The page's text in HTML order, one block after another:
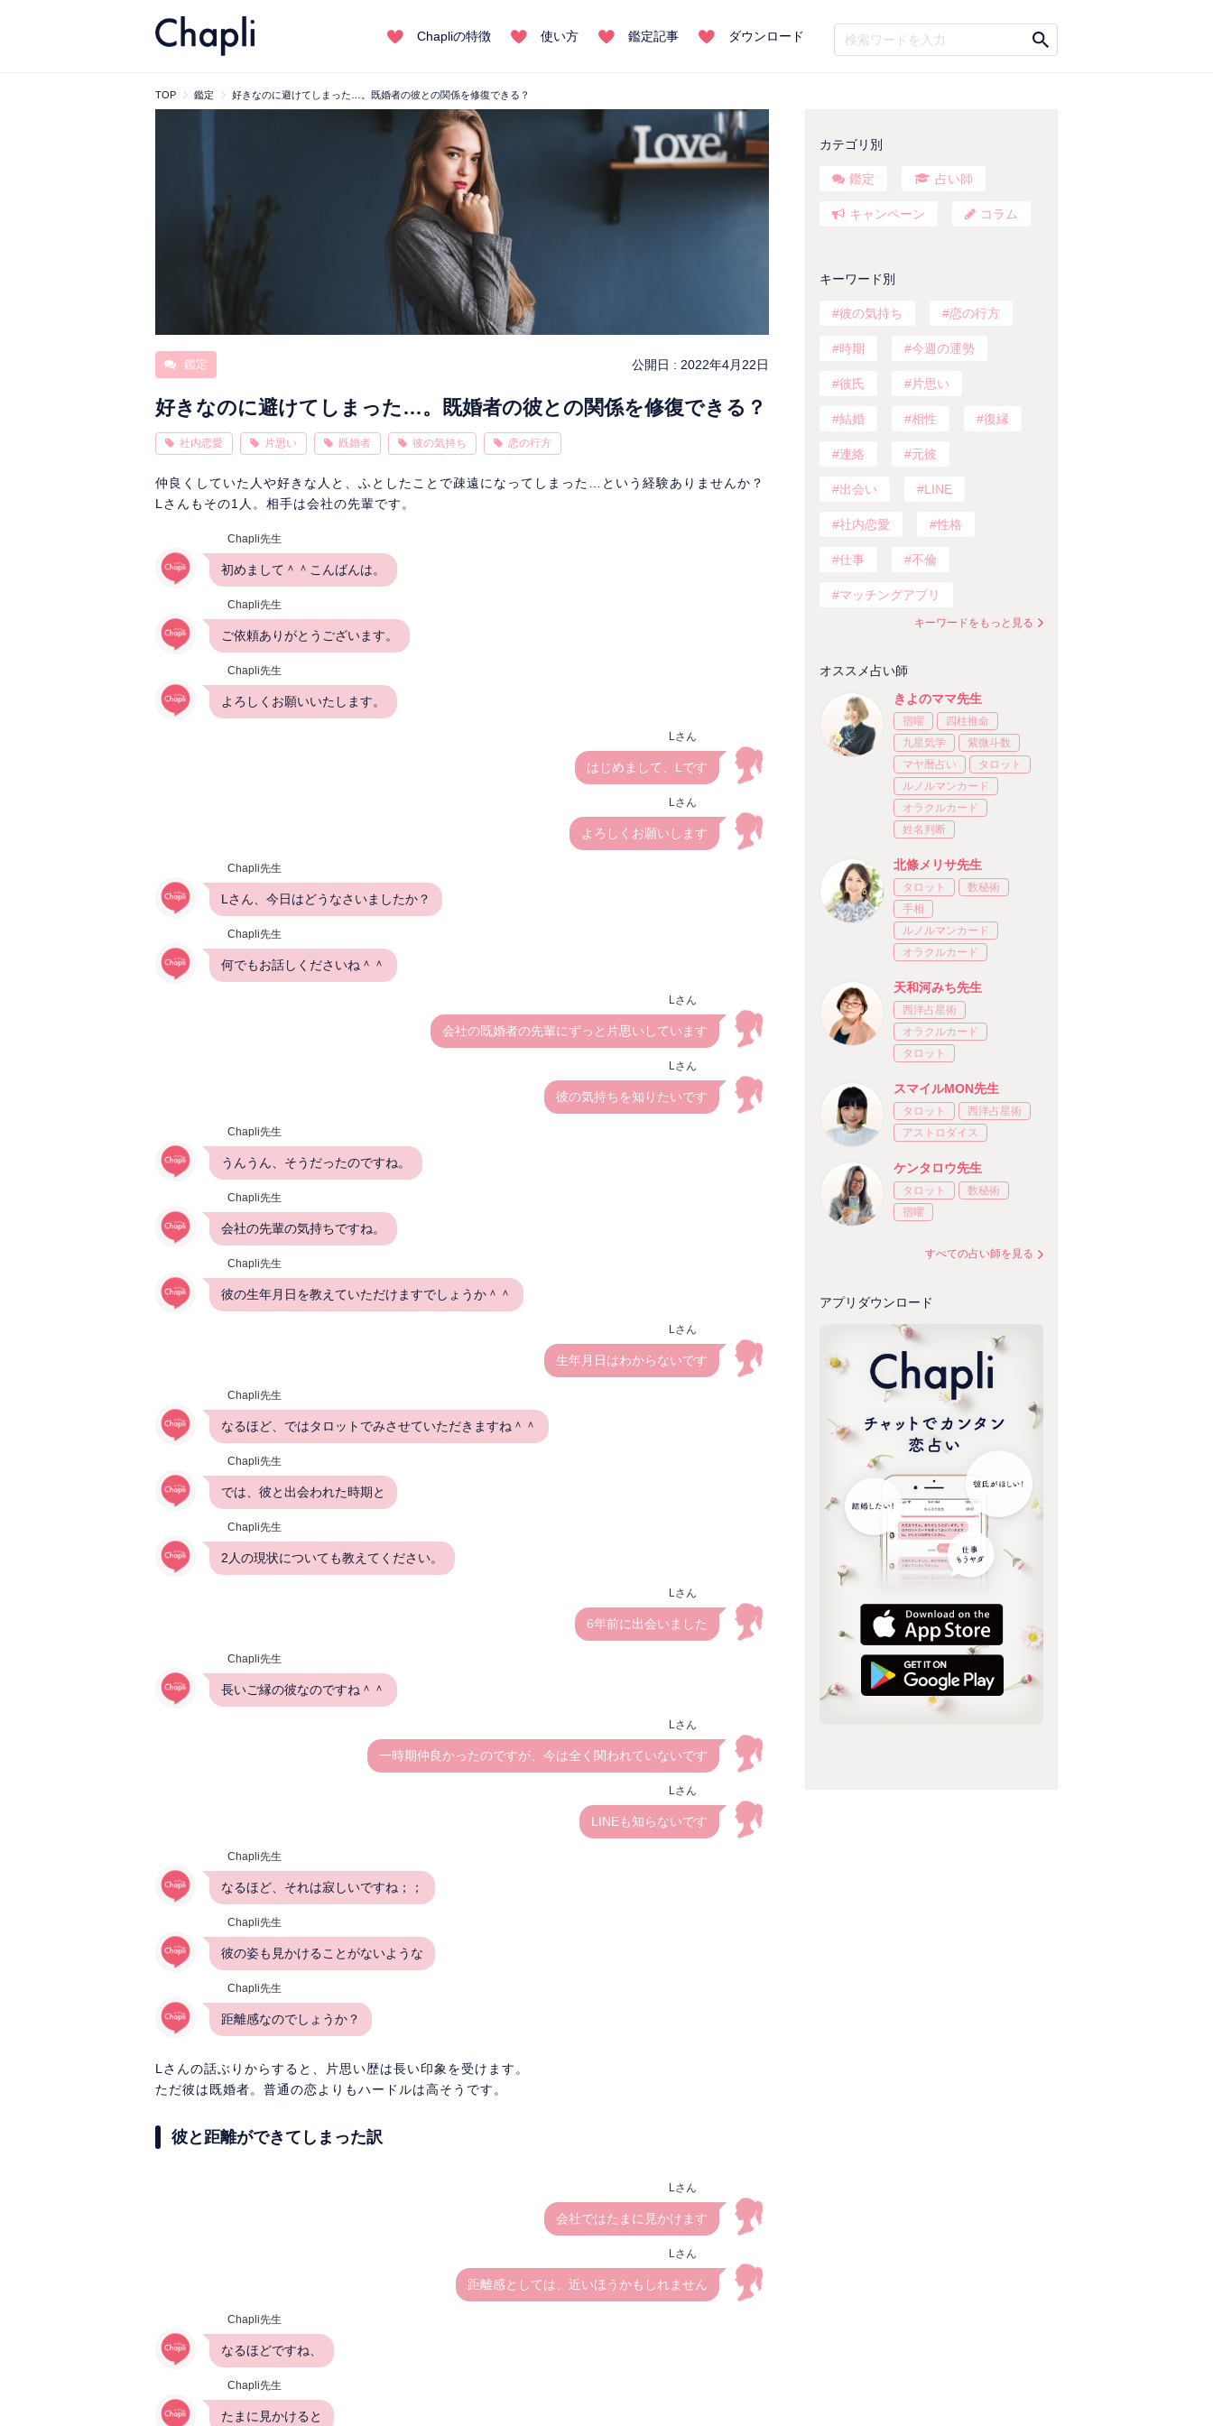
Chapliの特徴 使い方 鑑定記事 ダウンロード
TOP 鑑定 好きなのに避けてしまった…。既婚者の彼との関係を修復できる？
鑑定 公開日 : 2022年4月22日
好きなのに避けてしまった…。既婚者の彼との関係を修復できる？
社内恋愛 片思い 既婚者 彼の気持ち 恋の行方
仲良くしていた人や好きな人と、ふとしたことで疎遠になってしまった…という経験ありませんか？
Lさんもその1人。相手は会社の先輩です。
Chapli先生
初めまして＾＾こんばんは。
Chapli先生
ご依頼ありがとうございます。
Chapli先生
よろしくお願いいたします。
Lさん
はじめまして、Lです
Lさん
よろしくお願いします
Chapli先生
Lさん、今日はどうなさいましたか？
Chapli先生
何でもお話しくださいね＾＾
Lさん
会社の既婚者の先輩にずっと片思いしています
Lさん
彼の気持ちを知りたいです
Chapli先生
うんうん、そうだったのですね。
Chapli先生
会社の先輩の気持ちですね。
Chapli先生
彼の生年月日を教えていただけますでしょうか＾＾
Lさん
生年月日はわからないです
Chapli先生
なるほど、ではタロットでみさせていただきますね＾＾
Chapli先生
では、彼と出会われた時期と
Chapli先生
2人の現状についても教えてください。
Lさん
6年前に出会いました
Chapli先生
長いご縁の彼なのですね＾＾
Lさん
一時期仲良かったのですが、今は全く関われていないです
Lさん
LINEも知らないです
Chapli先生
なるほど、それは寂しいですね；；
Chapli先生
彼の姿も見かけることがないような
Chapli先生
距離感なのでしょうか？
Lさんの話ぶりからすると、片思い歴は長い印象を受けます。
ただ彼は既婚者。普通の恋よりもハードルは高そうです。
彼と距離ができてしまった訳
Lさん
会社ではたまに見かけます
Lさん
距離感としては、近いほうかもしれません
Chapli先生
なるほどですね、
Chapli先生
たまに見かけると
カテゴリ別
鑑定 占い師
キャンペーン コラム
キーワード別
彼の気持ち 恋の行方
時期 今週の運勢
彼氏 片思い
結婚 相性 復縁
連絡 元彼
出会い LINE
社内恋愛 性格
仕事 不倫
マッチングアプリ
キーワードをもっと見る
オススメ占い師
きよのママ先生
宿曜
四柱推命
九星気学
紫微斗数
マヤ暦占い
タロット
ルノルマンカード
オラクルカード
姓名判断
北條メリサ先生
タロット
数秘術
手相
ルノルマンカード
オラクルカード
天和河みち先生
西洋占星術
オラクルカード
タロット
スマイルMON先生
タロット
西洋占星術
アストロダイス
ケンタロウ先生
タロット
数秘術
宿曜
すべての占い師を見る
アプリダウンロード